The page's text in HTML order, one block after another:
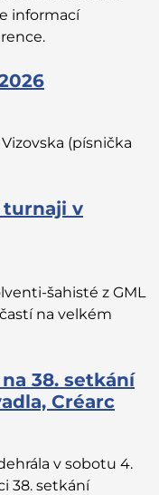
informací
(písnička
turnaji v
šahisté z GML
na velkém
38. setkání
Créarc
v sobotu 4.
38. setkání